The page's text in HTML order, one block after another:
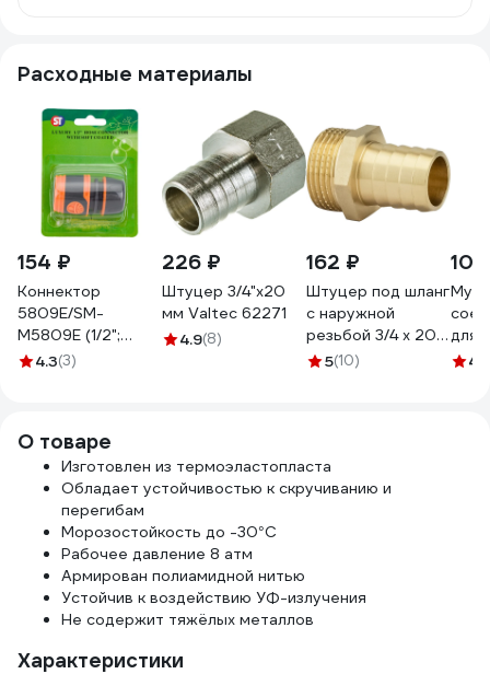
Расходные материалы
154 ₽
Коннектор
5809Е/SM-
M5809E (1/2";
мягкий пластик)
4.3(3)
226 ₽
Штуцер 3/4"х20
мм Valtec 62271
4.9(8)
162 ₽
Штуцер под шланг
с наружной
резьбой 3/4 х 20
мм PROFACTOR
5(10)
для
4.9
О товаре
Изготовлен из термоэластопласта
Обладает устойчивостью к скручиванию и
перегибам
Морозостойкость до -30°C
Рабочее давление 8 атм
Армирован полиамидной нитью
Устойчив к воздействию УФ-излучения
Не содержит тяжёлых металлов
Характеристики